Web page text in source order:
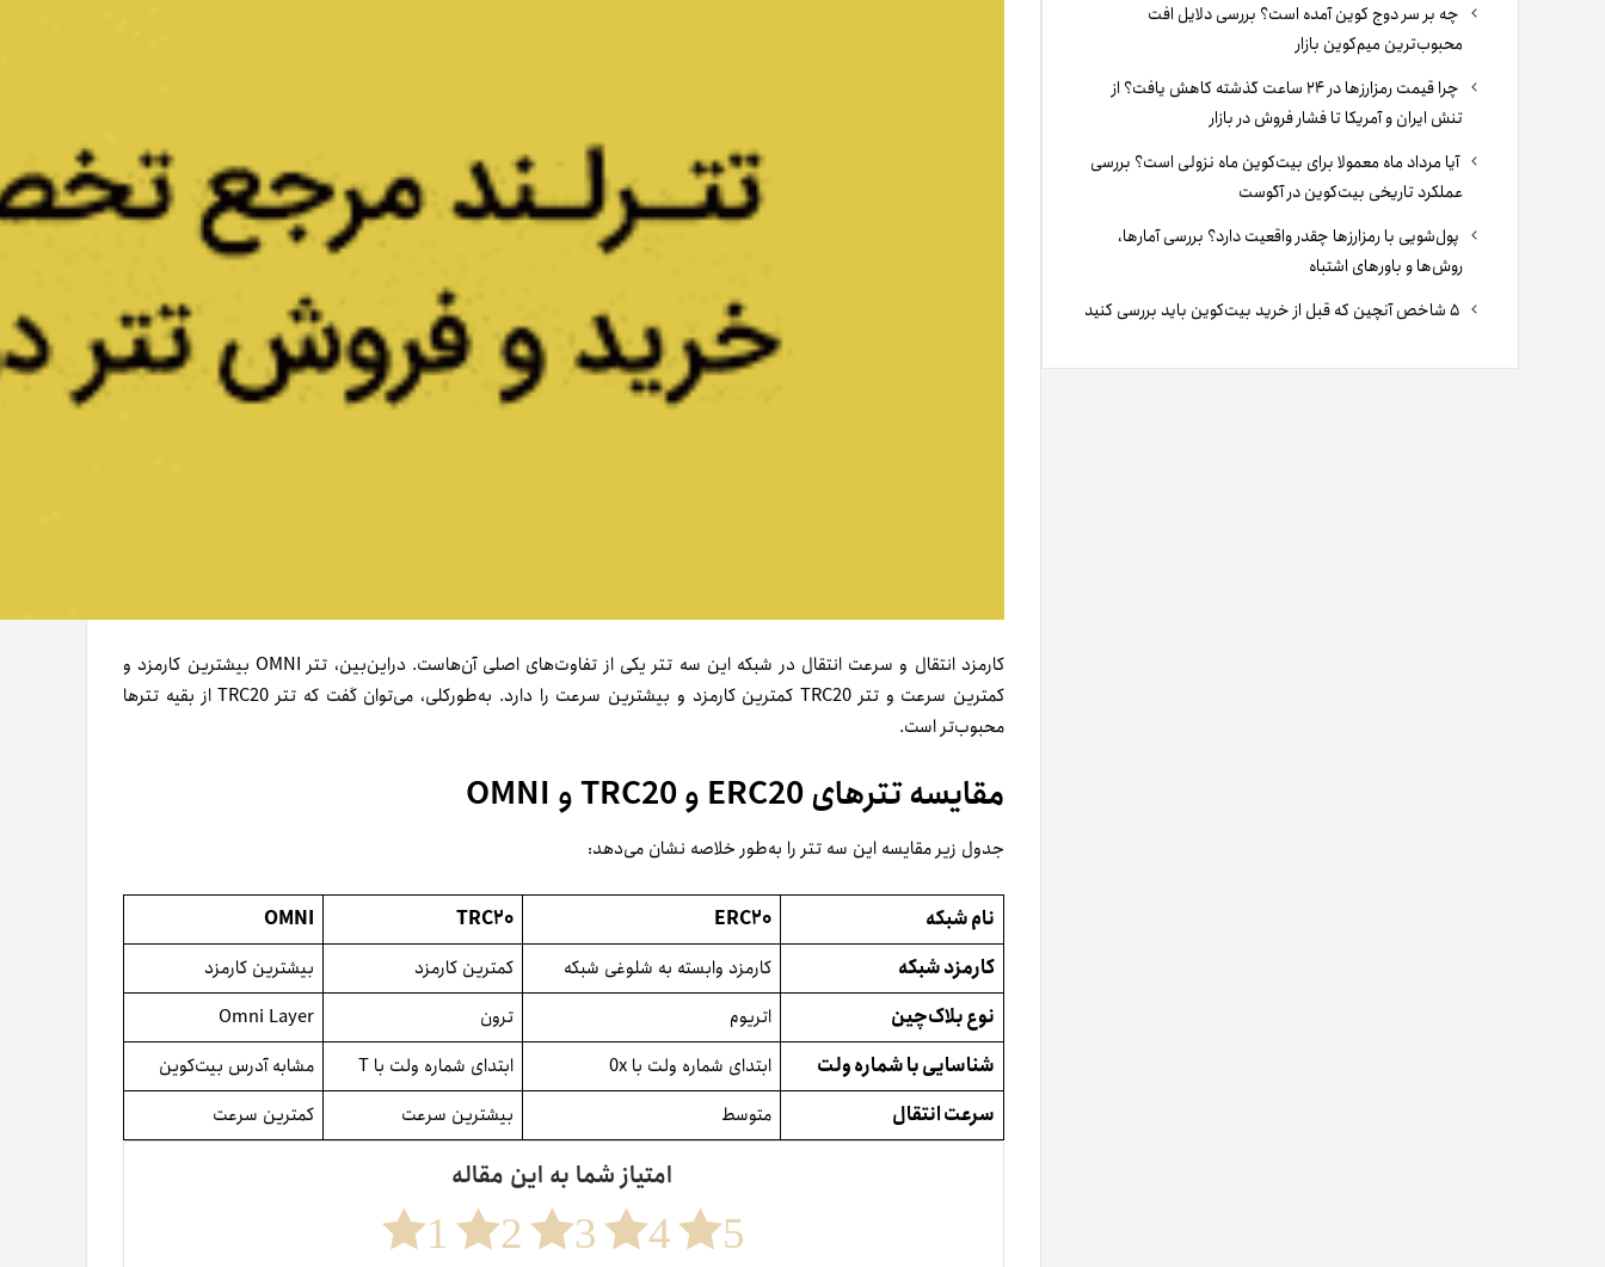
چه بر سر دوج کوین آمده است؟ بررسی دلایل افت
محبوب‌ترین میم‌کوین بازار
چرا قیمت رمزارزها در ۲۴ ساعت گذشته کاهش یافت؟ از
تنش ایران و آمریکا تا فشار فروش در بازار
آیا مرداد ماه معمولا برای بیت‌کوین ماه نزولی است؟ بررسی
عملکرد تاریخی بیت‌کوین در آگوست
پول‌شویی با رمزارزها چقدر واقعیت دارد؟ بررسی آمارها،
روش‌ها و باورهای اشتباه
کارمزد انتقال و سرعت انتقال در شبکه این سه تتر یکی از تفاوت‌های اصلی آن‌هاست. در‌این‌بین، تتر OMNI بیشترین کارمزد و
کمترین سرعت و تتر TRC20 کمترین کارمزد و بیشترین سرعت را دارد. به‌طورکلی‌، می‌توان گفت که تتر TRC20 از بقیه تترها
محبوب‌تر است.
مقایسه تترهای ERC20 و TRC20 و OMNI
جدول زیر مقایسه این سه تتر را به‌طور خلاصه نشان می‌دهد:
نام شبکه ERC20
TRC20
OMNI
کارمزد شبکه
کارمزد وابسته به شلوغی شبکه کمترین کارمزد بیشترین کارمزد
نوع بلاک‌چین اتریوم ترون Omni Layer
شناسایی با شماره ولت ابتدای شماره ولت با 0x ابتدای شماره ولت با T مشابه آدرس بیت‌کوین
سرعت انتقال متوسط بیشترین سرعت کمترین سرعت
امتیاز شما به این مقاله
5
4
3
2
1